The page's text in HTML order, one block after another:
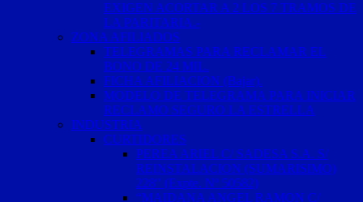
EXIGEN ACORTAR A 2 LOS 7 TRAMOS DE
LA PARITARIA.-
ZONA AFILIADOS
TELEGRAMAS PARA RECLAMAR EL
BONO DE 24 MIL.
FICHA AFILIACION (Bajar).
MODELO DE TELEGRAMA PARA INICIAR
RECLAMO SEGURO LA ESTRELLA
INDUSTRIA
CURTIDORES
PEREA ARIEL C/ SADESA S.A. S/
REINSTALACION (SUMARISIMO)
228″ (Expte. Nº 50582)
“MAIDANA ANGEL RAMON C/